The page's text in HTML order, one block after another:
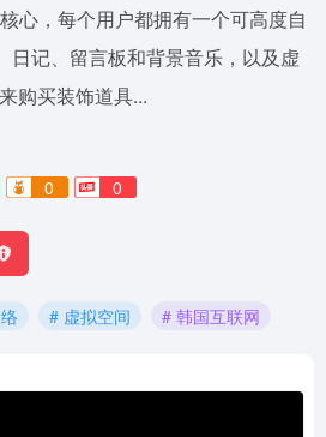
心，每个用户都拥有一个可高度自
日记、留言板和背景音乐，以及虚
购买装饰道具...
0 0
# 虚拟空间 # 韩国互联网